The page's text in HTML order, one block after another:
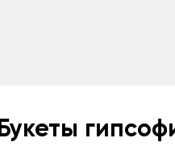
Букеты